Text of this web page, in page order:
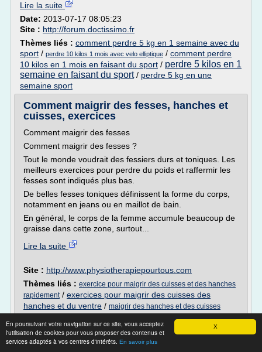
X
En poursuivant votre navigation sur ce site, vous acceptez
l'utilisation de cookies pour vous proposer des contenus et
services adaptés à vos centres d'intérêts. En savoir plus
Lire la suite
Date: 2013-07-17 08:05:23
Site : http://forum.doctissimo.fr
Thèmes liés : comment perdre 5 kg en 1 semaine avec du
sport / perdre 10 kilos 1 mois avec velo elliptique / comment perdre
10 kilos en 1 mois en faisant du sport / perdre 5 kilos en 1
semaine en faisant du sport/ perdre 5 kg en une
semaine sport
Comment maigrir des fesses, hanches et
cuisses, exercices
Comment maigrir des fesses
Comment maigrir des fesses ?
Tout le monde voudrait des fessiers durs et toniques. Les
meilleurs exercices pour perdre du poids et raffermir les
fesses sont indiqués plus bas.
De belles fesses toniques définissent la forme du corps,
notamment en jeans ou en maillot de bain.
En général, le corps de la femme accumule beaucoup de
graisse dans cette zone, surtout...
Lire la suite
Site : http://www.physiotherapiepourtous.com
Thèmes liés : exercice pour maigrir des cuisses et des hanches
rapidement/ exercices pour maigrir des cuisses des
hanches et du ventre / maigrir des hanches et des cuisses
rapidement/comment maigrir des hanches et des
cuisses